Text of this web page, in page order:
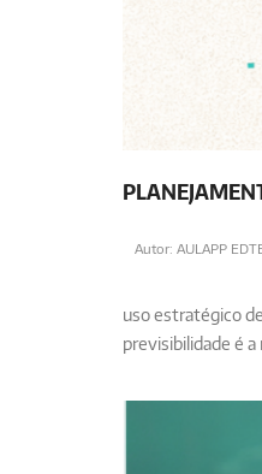
Autor: AULAPP
uso estratégico
previsibilidade é